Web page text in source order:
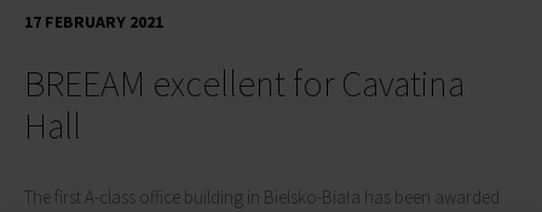
BREEAM excellent for Cavatina
Hall
17 FEBRUARY 2021
The first A-class office building in Bielsko-Biała has been awarded